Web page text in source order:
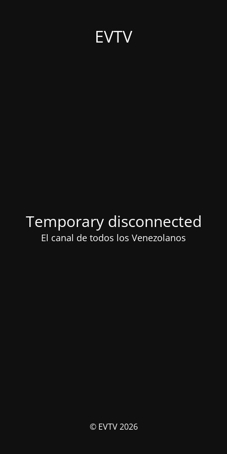
EVTV
Temporary disconnected
El canal de todos los Venezolanos
© EVTV 2026